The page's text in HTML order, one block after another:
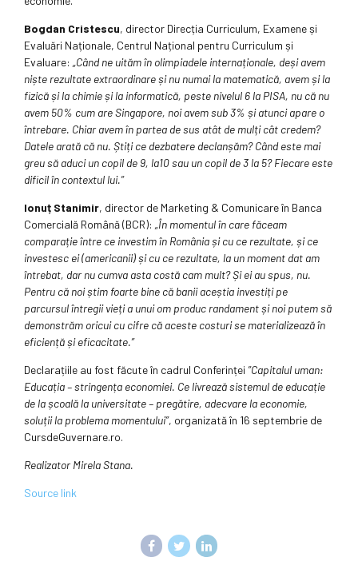
Bogdan Cristescu, director Direcția Curriculum, Examene și
Evaluări Naționale, Centrul Național pentru Curriculum și
Evaluare: „Când ne uităm în olimpiadele internaționale, deși avem
niște rezultate extraordinare și nu numai la matematică, avem și la
fizică și la chimie și la informatică, peste nivelul 6 la PISA, nu că nu
avem 50% cum are Singapore, noi avem sub 3% și atunci apare o
întrebare. Chiar avem în partea de sus atât de mulți cât credem?
Datele arată că nu. Știți ce dezbatere declanșăm? Când este mai
greu să aduci un copil de 9, la10 sau un copil de 3 la 5? Fiecare este
dificil în contextul lui.”
Ionuț Stanimir, director de Marketing & Comunicare în Banca
Comercială Română (BCR): „În momentul în care făceam
comparație între ce investim în România și cu ce rezultate, și ce
investesc ei (americanii) și cu ce rezultate, la un moment dat am
întrebat, dar nu cumva asta costă cam mult? Și ei au spus, nu.
Pentru că noi știm foarte bine că banii aceștia investiți pe
parcursul întregii vieți a unui om produc randament și noi putem să
demonstrăm oricui cu cifre că aceste costuri se materializează în
eficiență și eficacitate.”
Declarațiile au fost făcute în cadrul Conferinței ”Capitalul uman:
Educația – stringența economiei. Ce livrează sistemul de educație
de la școală la universitate – pregătire, adecvare la economie,
soluții la problema momentului”, organizată în 16 septembrie de
CursdeGuvernare.ro.
Realizator Mirela Stana.
Source link